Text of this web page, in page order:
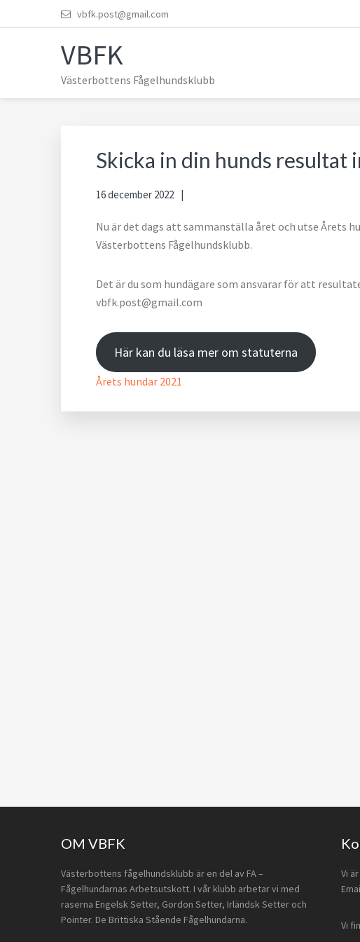
till
huvudnavigering
till
huvudinnehåll
till
till
vbfk.post@gmail.com
VBFK
Västerbottens Fågelhundsklubb
Skicka in din hunds resultat
16 december 2022
Nu är det dags att sammanställa året och utse Årets
Västerbottens Fågelhundsklubb.
Det är du som hundägare som ansvarar för att
vbfk.post@gmail.com
Här kan du läsa mer om statuterna
Årets hundar 2021
FooterOM VBFK
Västerbottens fågelhundsklubb är en del av FA –
Fågelhundarnas Arbetsutskott. I vår klubb arbetar vi med
raserna Engelsk Setter, Gordon Setter, Irländsk Setter och
Pointer. De Brittiska Stående Fågelhundarna.
Vi
Vi